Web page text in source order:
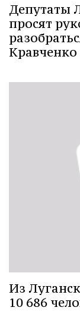
Депутаты
просят
Кравченко
Из
10 686